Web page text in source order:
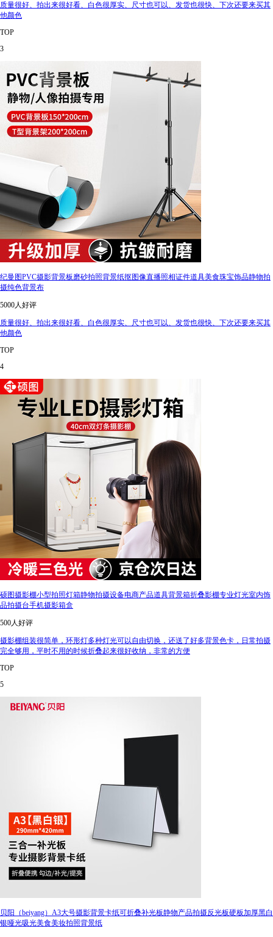
质量很好、拍出来很好看、白色很厚实、尺寸也可以、发货也很快、下次还要来买其
他颜色
TOP
3
纪曼图PVC摄影背景板磨砂拍照背景纸抠图像直播照相证件道具美食珠宝饰品静物拍
摄纯色背景布
5000人好评
质量很好、拍出来很好看、白色很厚实、尺寸也可以、发货也很快、下次还要来买其
他颜色
TOP
4
硕图摄影棚小型拍照灯箱静物拍摄设备电商产品道具背景箱折叠影棚专业灯光室内饰
品拍摄台手机摄影箱盒
500人好评
摄影棚组装很简单，环形灯多种灯光可以自由切换，还送了好多背景色卡，日常拍摄
完全够用，平时不用的时候折叠起来很好收纳，非常的方便
TOP
5
贝阳（beiyang）A3大号摄影背景卡纸可折叠补光板静物产品拍摄反光板硬板加厚黑白
银哑光吸光美食美妆拍照背景纸